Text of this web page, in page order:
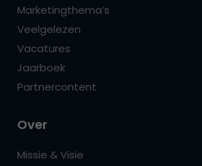
Marketingthema’s
Veelgelezen
Vacatures
Jaarboek
Partnercontent
Over
Missie & Visie